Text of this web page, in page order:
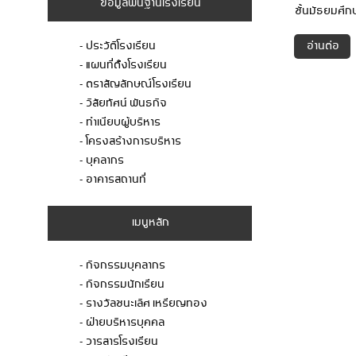
- ประวัติโรงเรียน
- แผนที่ต้ังโรงเรียน
- ตราสัญลักษณ์โรงเรียน
- วิสัยทัศน์ พันธกิจ
- ทำเนียบผู้บริหาร
- โครงสร้างการบริหาร
- บุคลากร
- อาคารสถานที่
เมนูหลัก
- กิจกรรมบุคลากร
- กิจกรรมนักเรียน
- รางวัลชนะเลิศ เหรียญทอง
- ฝ่ายบริหารบุคคล
- วารสารโรงเรียน
ชั้นมัธยมศึกษ
อ่านต่อ